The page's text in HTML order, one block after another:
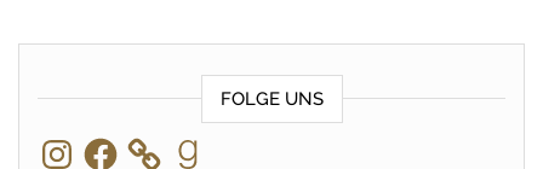
FOLGE UNS
InstagramFacebook Goodreads